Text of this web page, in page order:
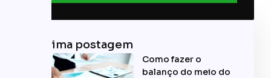
Última postagem
Como fazer o
balanço do meio do